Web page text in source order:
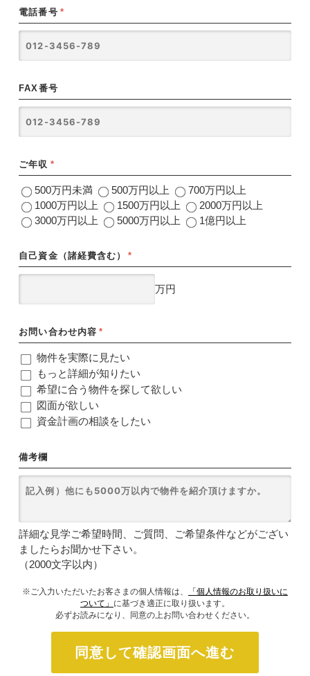
電話番号 *
FAX番号
ご年収 *
500万円未満 500万円以上
700万円以上
1000万円以上
1500万円以上
2000万円以上
3000万円以上
5000万円以上 1億円以上
自己資金（諸経費含む） *
万円
お問い合わせ内容 *
物件を実際に見たい
もっと詳細が知りたい
希望に合う物件を探して欲しい
図面が欲しい
資金計画の相談をしたい
備考欄
詳細な見学ご希望時間、ご質問、ご希望条件などがござい
ましたらお聞かせ下さい。
（2000文字以内）
※ご入力いただいたお客さまの個人情報は、
「個人情報のお取り扱いに
ついて」 に基づき適正に取り扱います。
必ずお読みになり、同意の上お問い合わせください。
同意して確認画面へ進む